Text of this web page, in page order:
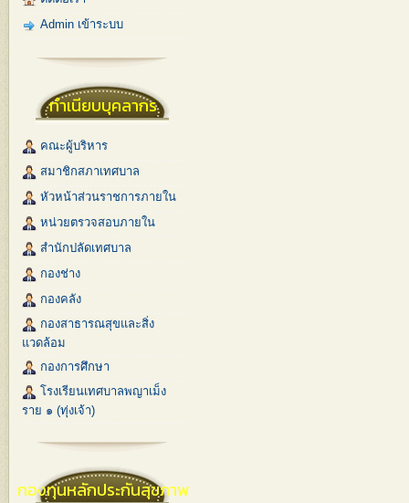
Admin เข้าระบบ
ทำเนียบบุคลากร
คณะผู้บริหาร
สมาชิกสภาเทศบาล
หัวหน้าส่วนราชการภายใน
หน่วยตรวจสอบภายใน
สำนักปลัดเทศบาล
กองช่าง
กองคลัง
กองสาธารณสุขและสิ่ง
แวดล้อม
กองการศึกษา
โรงเรียนเทศบาลพญาเม็ง
ราย ๑ (ทุ่งเจ้า)
กองทุนหลักประกันสุขภาพ